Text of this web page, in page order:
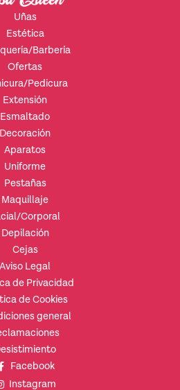
Uñas
Estética
Barbería
Ofertas
Pedicura
Extensión
Esmaltado
Decoración
Aparatos
Uniforme
Pestañas
Maquillaje
Corporal
Depilación
Cejas
Aviso Legal
de Privacidad
de Cookies
general
Facebook
Instagram